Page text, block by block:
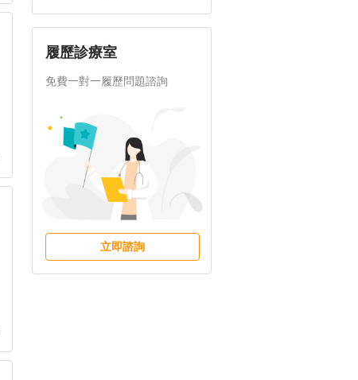
履歷診療室
免費一對一履歷問題諮詢
立即諮詢